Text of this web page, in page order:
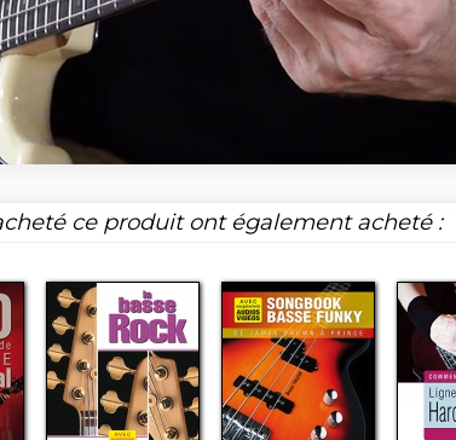
ce produit ont également acheté :